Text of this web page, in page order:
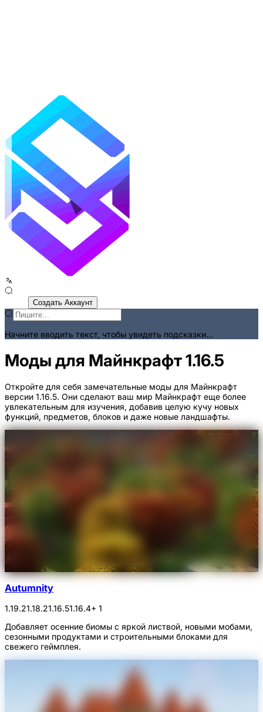
Создать Аккаунт
Начните вводить текст, чтобы увидеть подсказки...
Моды для Майнкрафт 1.16.5
Откройте для себя замечательные моды для Майнкрафт
версии 1.16.5. Они сделают ваш мир Майнкрафт еще более
увлекательным для изучения, добавив целую кучу новых
функций, предметов, блоков и даже новые ландшафты.
Autumnity
1.19.21.18.21.16.51.16.4+ 1
Добавляет осенние биомы с яркой листвой, новыми мобами,
сезонными продуктами и строительными блоками для
свежего геймплея.